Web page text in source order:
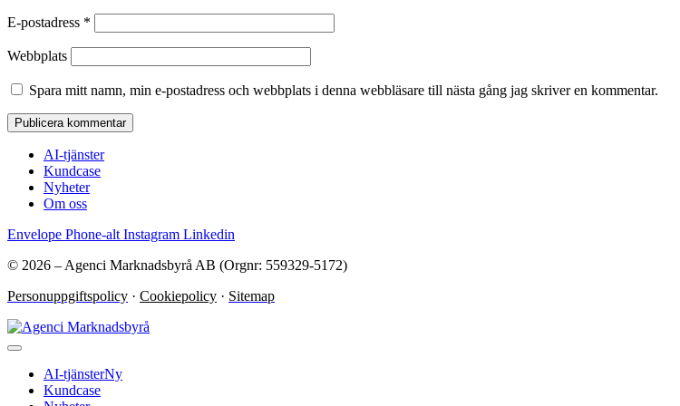
E-postadress *
Webbplats
Spara mitt namn, min e-postadress och webbplats i denna webbläsare till nästa gång jag skriver en kommentar.
AI-tjänster
Kundcase
Nyheter
Om oss
Envelope Phone-alt Instagram Linkedin
© 2026 – Agenci Marknadsbyrå AB (Orgnr: 559329-5172)
Personuppgiftspolicy · Cookiepolicy · Sitemap
AI-tjänsterNy
Kundcase